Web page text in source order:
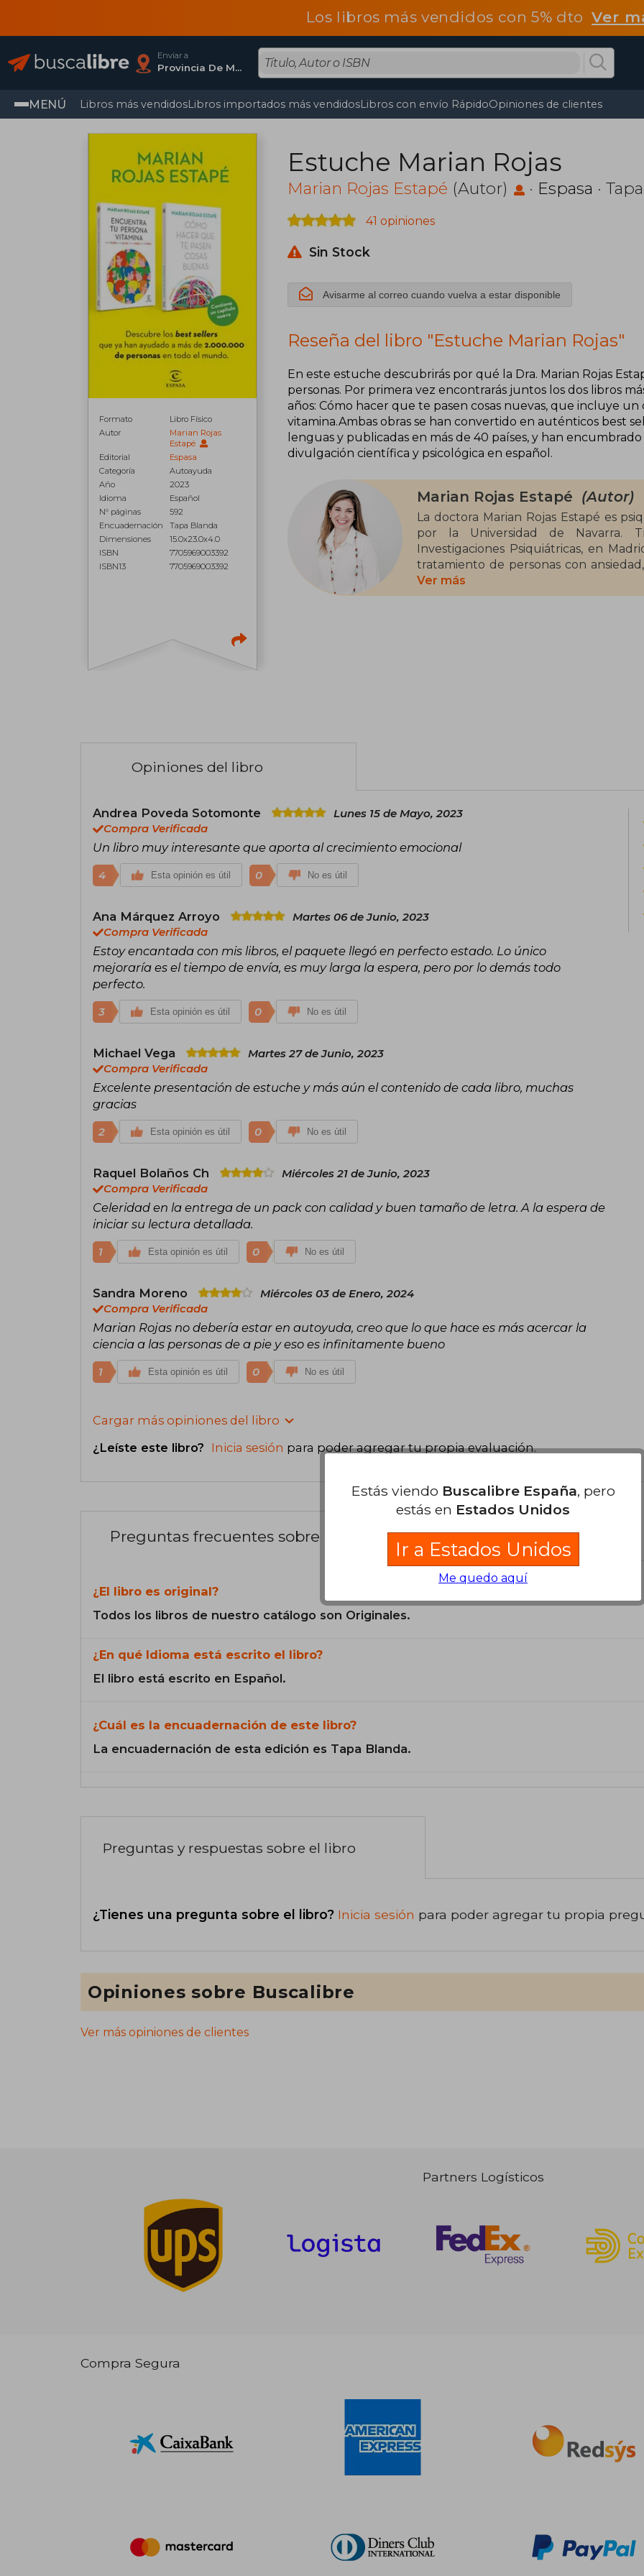
Los libros más vendidos con 5% dtoVer
Enviar a
Provincia De Madrid
MENÚ Libros más vendidosLibros importados más vendidosLibros con envío RápidoOpiniones de clientes
Formato
Libro Físico
Autor
Marian Rojas
Estapé
Editorial
Espasa
Categoría
Autoayuda
Año
2023
Idioma
Español
N° páginas
592
Encuadernación
Tapa Blanda
Dimensiones
15.0x23.0x4.0
ISBN
7705969003392
ISBN13
7705969003392
Estuche Marian Rojas
Marian Rojas Estapé (Autor) · Espasa ·
41 opiniones
Sin Stock
Avisarme al correo cuando vuelva a estar disponible
Reseña del libro "Estuche Marian Rojas"
En este estuche descubrirás por qué la Dra. Marian Rojas
personas. Por primera vez encontrarás juntos los dos libros
años: Cómo hacer que te pasen cosas nuevas, que incluye
vitamina.Ambas obras se han convertido en auténticos best
lenguas y publicadas en más de 40 países, y han
divulgación científica y psicológica en español.
Marian Rojas Estapé (Autor)
La doctora Marian Rojas Estapé es
por la Universidad de Navarra.
Investigaciones Psiquiátricas, en
tratamiento de personas con
trastornos de conducta y en terapias
escuela de negocios IPADE en
Ver más
Opiniones del libro
Andrea Poveda Sotomonte
Lunes 15 de Mayo, 2023
Compra Verificada
Un libro muy interesante que aporta al crecimiento emocional
4 Esta opinión es útil 0 No es útil
Ana Márquez Arroyo
Martes 06 de Junio, 2023
Compra Verificada
Estoy encantada con mis libros, el paquete llegó en perfecto estado. Lo único
mejoraría es el tiempo de envía, es muy larga la espera, pero por lo demás todo
perfecto.
3 Esta opinión es útil 0 No es útil
Michael Vega
Martes 27 de Junio, 2023
Compra Verificada
Excelente presentación de estuche y más aún el contenido de cada libro, muchas
gracias
2 Esta opinión es útil 0 No es útil
Raquel Bolaños Ch
Miércoles 21 de Junio, 2023
Compra Verificada
Celeridad en la entrega de un pack con calidad y buen tamaño de letra. A la espera de
iniciar su lectura detallada.
1 Esta opinión es útil 0 No es útil
Sandra Moreno
Miércoles 03 de Enero, 2024
Compra Verificada
Marian Rojas no debería estar en autoyuda, creo que lo que hace es más acercar la
ciencia a las personas de a pie y eso es infinitamente bueno
1 Esta opinión es útil 0 No es útil
Cargar más opiniones del libro
¿Leíste este libro? Inicia sesión para poder agregar tu propia evaluación.
Preguntas frecuentes sobre el libro
¿El libro es original?
Todos los libros de nuestro catálogo son Originales.
¿En qué Idioma está escrito el libro?
El libro está escrito en Español.
¿Cuál es la encuadernación de este libro?
La encuadernación de esta edición es Tapa Blanda.
Preguntas y respuestas sobre el libro
¿Tienes una pregunta sobre el libro? Inicia sesión para poder agregar tu propia
Opiniones sobre Buscalibre
Ver más opiniones de clientes
Partners Logísticos
Compra Segura
Estás viendo Buscalibre España, pero
estás en Estados Unidos
Ir a Estados Unidos
Me quedo aquí